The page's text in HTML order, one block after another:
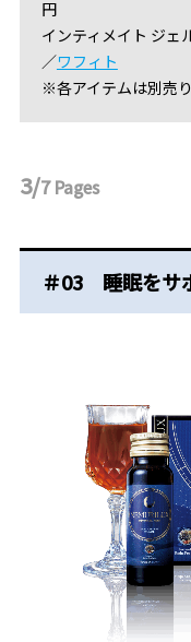
円
インティメイト ジ
／ワフィト
※各アイテムは別売
3/7Pages
＃03 睡眠をサ